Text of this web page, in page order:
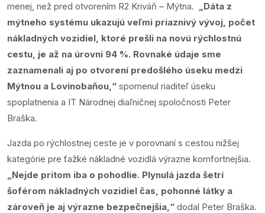
menej, než pred otvorením R2 Kriváň – Mýtna. „Dáta z
mýtneho systému ukazujú veľmi priaznivý vývoj, počet
nákladných vozidiel, ktoré prešli na novú rýchlostnú
cestu, je až na úrovni 94 %. Rovnaké údaje sme
zaznamenali aj po otvorení predošlého úseku medzi
Mýtnou a Lovinobaňou,“ spomenul riaditeľ úseku
spoplatnenia a IT Národnej diaľničnej spoločnosti Peter
Braška.
Jazda po rýchlostnej ceste je v porovnaní s cestou nižšej
kategórie pre ťažké nákladné vozidlá výrazne komfortnejšia.
„Nejde pritom iba o pohodlie. Plynulá jazda šetrí
šoférom nákladných vozidiel čas, pohonné látky a
zároveň je aj výrazne bezpečnejšia,“ dodal Peter Braška.